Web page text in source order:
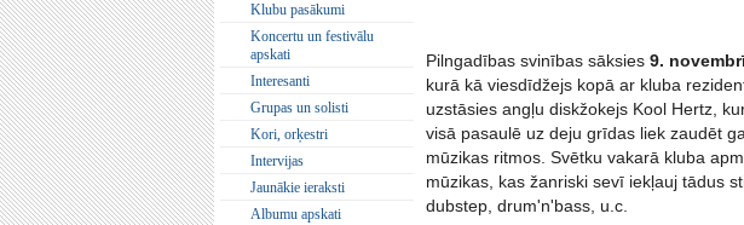
Klubu pasākumi
Koncertu un festivālu
apskati
Interesanti
Grupas un solisti
Kori, orķestri
Intervijas
Jaunākie ieraksti
Albumu apskati
Pilngadības svinības sāksies 9.
kurā kā viesdīdžejs kopā ar kluba
uzstāsies angļu diskžokejs Kool Hertz,
visā pasaulē uz deju grīdas liek zaudēt
mūzikas ritmos. Svētku vakarā kluba
mūzikas, kas žanriski sevī iekļauj tādus
dubstep, drum'n'bass, u.c.